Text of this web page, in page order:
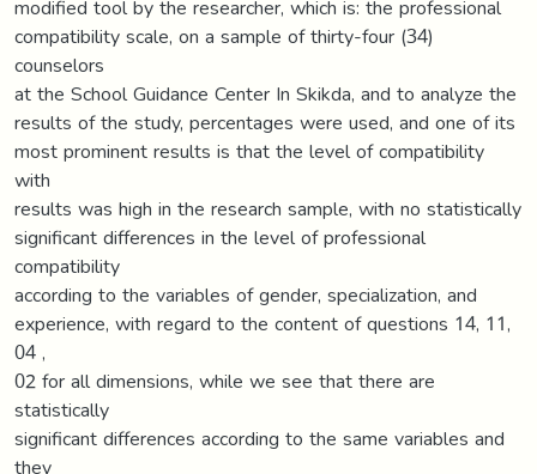
modified tool by the researcher, which is: the professional
compatibility scale, on a sample of thirty-four (34)
counselors
at the School Guidance Center In Skikda, and to analyze the
results of the study, percentages were used, and one of its
most prominent results is that the level of compatibility
with
results was high in the research sample, with no statistically
significant differences in the level of professional
compatibility
according to the variables of gender, specialization, and
experience, with regard to the content of questions 14, 11,
04 ,
02 for all dimensions, while we see that there are
statistically
significant differences according to the same variables and